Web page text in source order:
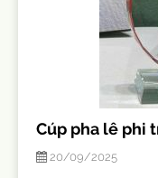
Cúp pha lê phi
20/09/2025